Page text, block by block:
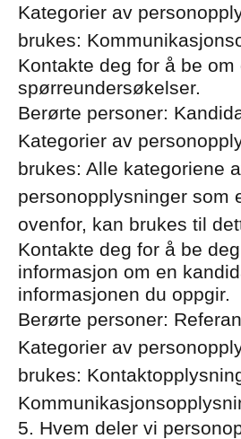
Kategorier av
brukes:
Kontakte deg for å be
spørreundersøkelser.
Berørte personer:
Kategorier av
brukes: Alle kategoriene
personopplysninger som
ovenfor, kan brukes til
Kontakte deg for å be
informasjon om en
informasjonen du oppgir.
Berørte personer:
Kategorier av
brukes:
5. Hvem deler vi